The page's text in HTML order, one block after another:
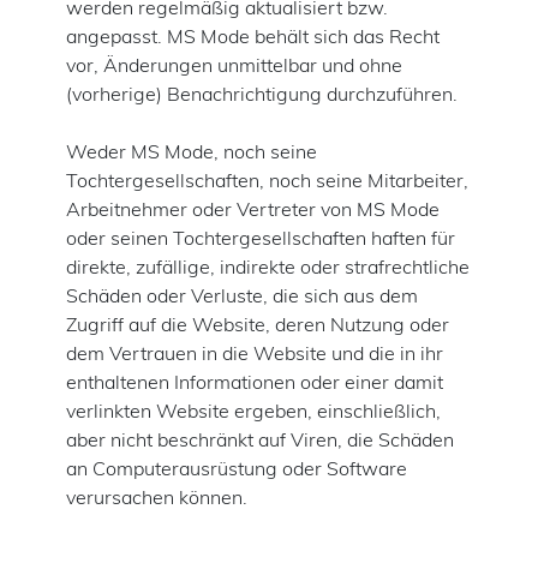
werden regelmäßig aktualisiert bzw.
angepasst. MS Mode behält sich das Recht
vor, Änderungen unmittelbar und ohne
(vorherige) Benachrichtigung durchzuführen.
Weder MS Mode, noch seine
Tochtergesellschaften, noch seine Mitarbeiter,
Arbeitnehmer oder Vertreter von MS Mode
oder seinen Tochtergesellschaften haften für
direkte, zufällige, indirekte oder strafrechtliche
Schäden oder Verluste, die sich aus dem
Zugriff auf die Website, deren Nutzung oder
dem Vertrauen in die Website und die in ihr
enthaltenen Informationen oder einer damit
verlinkten Website ergeben, einschließlich,
aber nicht beschränkt auf Viren, die Schäden
an Computerausrüstung oder Software
verursachen können.